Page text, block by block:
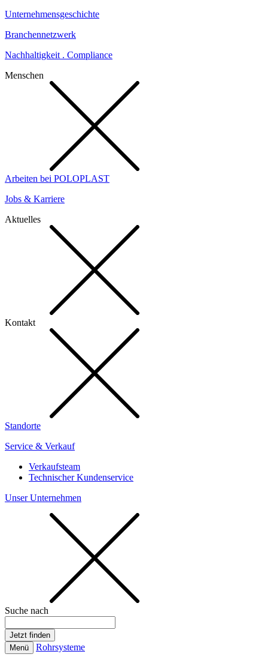
Unternehmensgeschichte
Branchennetzwerk
Nachhaltigkeit . Compliance
Menschen
Arbeiten bei POLOPLAST
Jobs & Karriere
Aktuelles
Kontakt
Standorte
Service & Verkauf
Verkaufsteam
Technischer Kundenservice
Unser Unternehmen
Suche nach
Menü Rohrsysteme